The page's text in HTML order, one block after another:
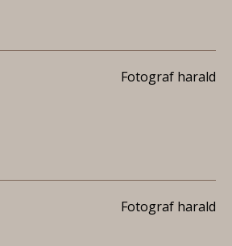
Fotograf harald
Fotograf harald